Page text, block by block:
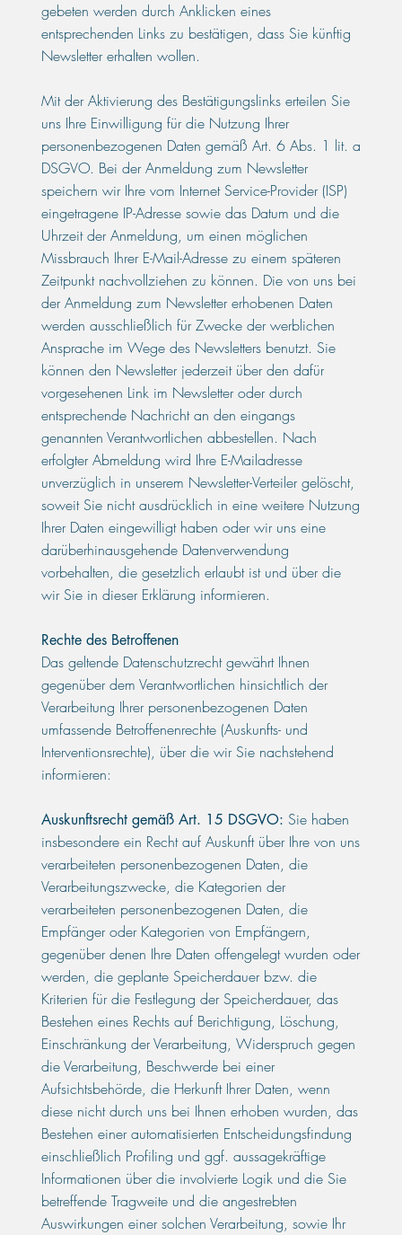
gebeten werden durch Anklicken eines
entsprechenden Links zu bestätigen, dass Sie künftig
Newsletter erhalten wollen.
Mit der Aktivierung des Bestätigungslinks erteilen Sie
uns Ihre Einwilligung für die Nutzung Ihrer
personenbezogenen Daten gemäß Art. 6 Abs. 1 lit. a
DSGVO. Bei der Anmeldung zum Newsletter
speichern wir Ihre vom Internet Service-Provider (ISP)
eingetragene IP-Adresse sowie das Datum und die
Uhrzeit der Anmeldung, um einen möglichen
Missbrauch Ihrer E-Mail-Adresse zu einem späteren
Zeitpunkt nachvollziehen zu können. Die von uns bei
der Anmeldung zum Newsletter erhobenen Daten
werden ausschließlich für Zwecke der werblichen
Ansprache im Wege des Newsletters benutzt. Sie
können den Newsletter jederzeit über den dafür
vorgesehenen Link im Newsletter oder durch
entsprechende Nachricht an den eingangs
genannten Verantwortlichen abbestellen. Nach
erfolgter Abmeldung wird Ihre E-Mailadresse
unverzüglich in unserem Newsletter-Verteiler gelöscht,
soweit Sie nicht ausdrücklich in eine weitere Nutzung
Ihrer Daten eingewilligt haben oder wir uns eine
darüberhinausgehende Datenverwendung
vorbehalten, die gesetzlich erlaubt ist und über die
wir Sie in dieser Erklärung informieren.
Rechte des Betroffenen
Das geltende Datenschutzrecht gewährt Ihnen
gegenüber dem Verantwortlichen hinsichtlich der
Verarbeitung Ihrer personenbezogenen Daten
umfassende Betroffenenrechte (Auskunfts- und
Interventionsrechte), über die wir Sie nachstehend
informieren:
Auskunftsrecht gemäß Art. 15 DSGVO: Sie haben
insbesondere ein Recht auf Auskunft über Ihre von uns
verarbeiteten personenbezogenen Daten, die
Verarbeitungszwecke, die Kategorien der
verarbeiteten personenbezogenen Daten, die
Empfänger oder Kategorien von Empfängern,
gegenüber denen Ihre Daten offengelegt wurden oder
werden, die geplante Speicherdauer bzw. die
Kriterien für die Festlegung der Speicherdauer, das
Bestehen eines Rechts auf Berichtigung, Löschung,
Einschränkung der Verarbeitung, Widerspruch gegen
die Verarbeitung, Beschwerde bei einer
Aufsichtsbehörde, die Herkunft Ihrer Daten, wenn
diese nicht durch uns bei Ihnen erhoben wurden, das
Bestehen einer automatisierten Entscheidungsfindung
einschließlich Profiling und ggf. aussagekräftige
Informationen über die involvierte Logik und die Sie
betreffende Tragweite und die angestrebten
Auswirkungen einer solchen Verarbeitung, sowie Ihr